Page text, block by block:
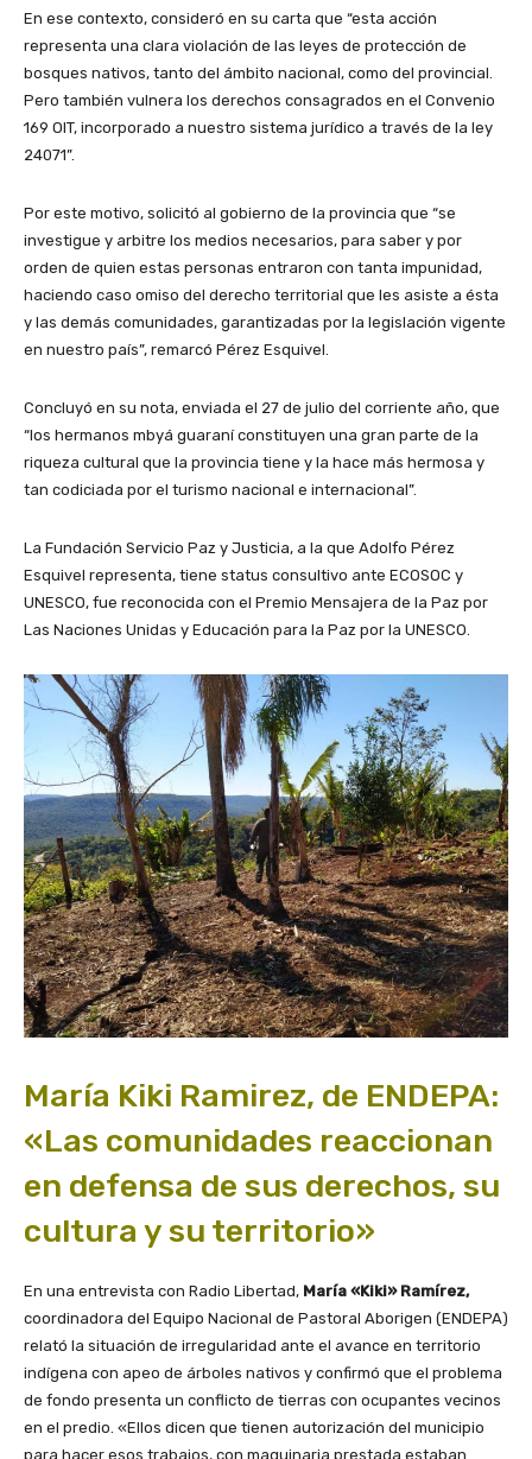
En ese contexto, consideró en su carta que “esta acción
representa una clara violación de las leyes de protección de
bosques nativos, tanto del ámbito nacional, como del provincial.
Pero también vulnera los derechos consagrados en el Convenio
169 OIT, incorporado a nuestro sistema jurídico a través de la ley
24071”.
Por este motivo, solicitó al gobierno de la provincia que “se
investigue y arbitre los medios necesarios, para saber y por
orden de quien estas personas entraron con tanta impunidad,
haciendo caso omiso del derecho territorial que les asiste a ésta
y las demás comunidades, garantizadas por la legislación vigente
en nuestro país”, remarcó Pérez Esquivel.
Concluyó en su nota, enviada el 27 de julio del corriente año, que
“los hermanos mbyá guaraní constituyen una gran parte de la
riqueza cultural que la provincia tiene y la hace más hermosa y
tan codiciada por el turismo nacional e internacional”.
La Fundación Servicio Paz y Justicia, a la que Adolfo Pérez
Esquivel representa, tiene status consultivo ante ECOSOC y
UNESCO, fue reconocida con el Premio Mensajera de la Paz por
Las Naciones Unidas y Educación para la Paz por la UNESCO.
María Kiki Ramirez, de ENDEPA:
«Las comunidades reaccionan
en defensa de sus derechos, su
cultura y su territorio»
En una entrevista con Radio Libertad, María «Kiki» Ramírez,
coordinadora del Equipo Nacional de Pastoral Aborigen (ENDEPA)
relató la situación de irregularidad ante el avance en territorio
indígena con apeo de árboles nativos y confirmó que el problema
de fondo presenta un conflicto de tierras con ocupantes vecinos
en el predio. «Ellos dicen que tienen autorización del municipio
para hacer esos trabajos, con maquinaria prestada estaban